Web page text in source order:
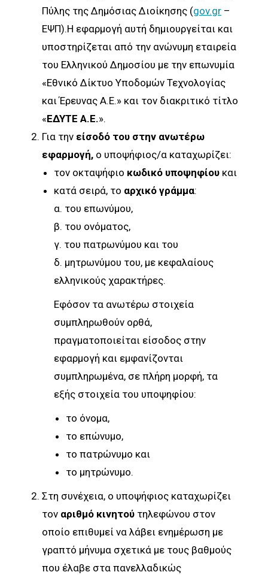
Πύλης της Δημόσιας Διοίκησης (gov.gr –
ΕΨΠ).Η εφαρμογή αυτή δημιουργείται και
υποστηρίζεται από την ανώνυμη εταιρεία
του Ελληνικού Δημοσίου με την επωνυμία
«Εθνικό Δίκτυο Υποδομών Τεχνολογίας
και Έρευνας Α.Ε.» και τον διακριτικό τίτλο
«ΕΔΥΤΕ Α.Ε.».
Για την είσοδό του στην ανωτέρω
εφαρμογή, ο υποψήφιος/α καταχωρίζει:
τον οκταψήφιο κωδικό υποψηφίου και
κατά σειρά, το αρχικό γράμμα:
α. του επωνύμου,
β. του ονόματος,
γ. του πατρωνύμου και του
δ. μητρωνύμου του, με κεφαλαίους
ελληνικούς χαρακτήρες.
Εφόσον τα ανωτέρω στοιχεία
συμπληρωθούν ορθά,
πραγματοποιείται είσοδος στην
εφαρμογή και εμφανίζονται
συμπληρωμένα, σε πλήρη μορφή, τα
εξής στοιχεία του υποψηφίου:
το όνομα,
το επώνυμο,
το πατρώνυμο και
το μητρώνυμο.
Στη συνέχεια, ο υποψήφιος καταχωρίζει
τον αριθμό κινητού τηλεφώνου στον
οποίο επιθυμεί να λάβει ενημέρωση με
γραπτό μήνυμα σχετικά με τους βαθμούς
που έλαβε στα πανελλαδικώς